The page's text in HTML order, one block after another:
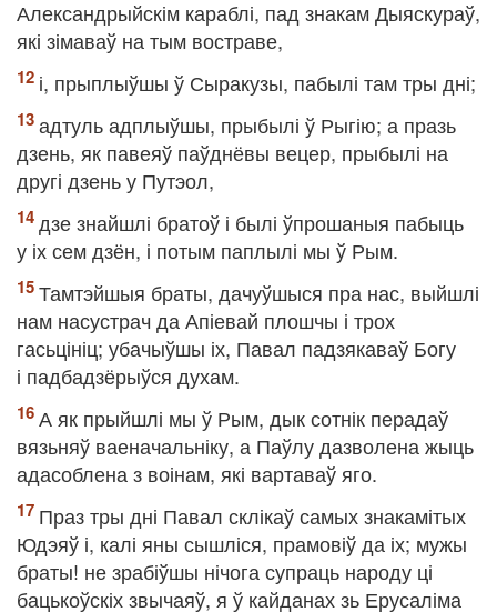
Александрыйскім караблі, пад знакам Дыяскураў,
які зімаваў на тым востраве,
і, прыплыўшы ў Сыракузы, пабылі там тры дні;
адтуль адплыўшы, прыбылі ў Рыгію; а празь
дзень, як павеяў паўднёвы вецер, прыбылі на
другі дзень у Путэол,
дзе знайшлі братоў і былі ўпрошаныя пабыць
у іх сем дзён, і потым паплылі мы ў Рым.
Тамтэйшыя браты, дачуўшыся пра нас, выйшлі
нам насустрач да Апіевай плошчы і трох
гасьцініц; убачыўшы іх, Павал падзякаваў Богу
і падбадзёрыўся духам.
А як прыйшлі мы ў Рым, дык сотнік перадаў
вязьняў ваеначальніку, а Паўлу дазволена жыць
адасоблена з воінам, які вартаваў яго.
Праз тры дні Павал склікаў самых знакамітых
Юдэяў і, калі яны сышліся, прамовіў да іх; мужы
браты! не зрабіўшы нічога супраць народу ці
бацькоўскіх звычаяў, я ў кайданах зь Ерусаліма